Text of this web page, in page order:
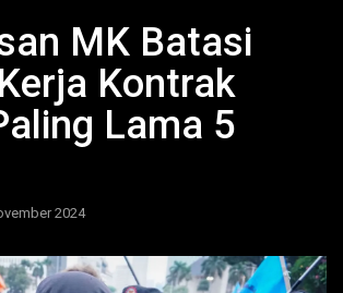
MK Batasi
Kontrak
Lama 5
2024